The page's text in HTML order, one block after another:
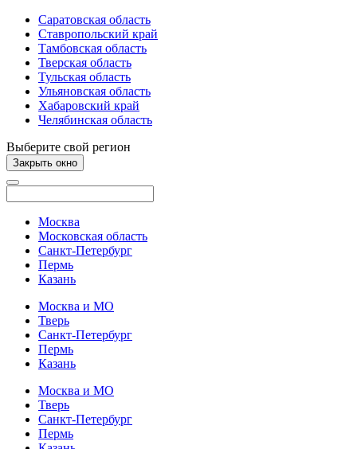
Саратовская область
Ставропольский край
Тамбовская область
Тверская область
Тульская область
Ульяновская область
Хабаровский край
Челябинская область
Выберите свой регион
Закрыть окно
Москва
Московская область
Санкт-Петербург
Пермь
Казань
Москва и МО
Тверь
Санкт-Петербург
Пермь
Казань
Москва и МО
Тверь
Санкт-Петербург
Пермь